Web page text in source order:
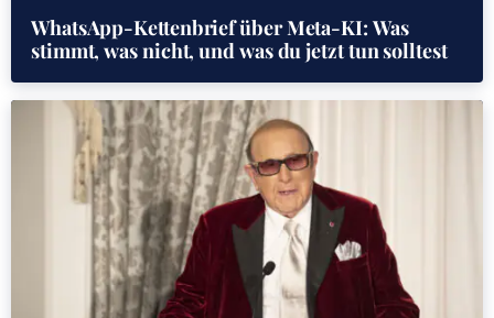
WhatsApp-Kettenbrief über Meta-KI: Was
stimmt, was nicht, und was du jetzt tun solltest